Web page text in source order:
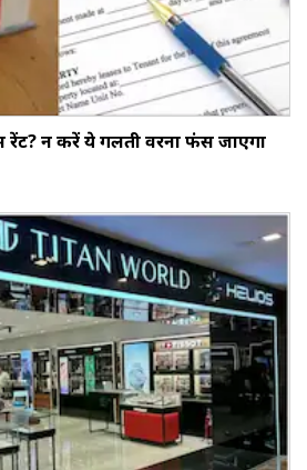
न करें ये गलती वरना फंस जाएगा